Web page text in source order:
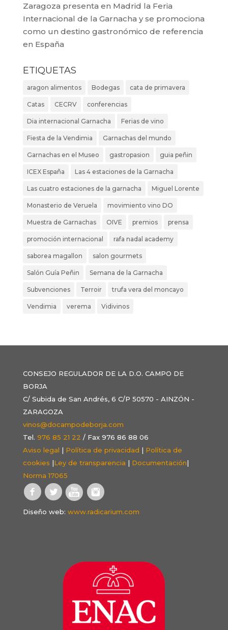
Zaragoza presenta en Madrid la Feria
Internacional de la Garnacha y se promociona
como un destino gastronómico de referencia
en España
ETIQUETAS
aragon alimentos Bodegas cata de primavera
Catas CECRV conferencias
Dia internacional Garnacha Ferias de vino
Fiesta de la Vendimia Garnachas del mundo
Garnachas en el Museo gastropasion guia peñin
ICEX España Las 4 estaciones de la Garnacha
Las cuatro estaciones de la garnacha Miguel Lorente
Monasterio de Veruela movimiento vino DO
Muestra de Garnachas OIVE premios prensa
promoción internacional rafa nadal academy
saborea magallon salon gourmets
Salón Guía Peñin Semana de la Garnacha
Subvenciones Terroir trufa vera del moncayo
Vendimia verema Vidivinos
CONSEJO REGULADOR DE LA D.O. CAMPO DE
BORJA
C/ Subida de San Andrés, 6 C/P 50570 - AINZÓN -
ZARAGOZA
vinos@docampodeborja.com
Tel. 976 85 21 22 / Fax 976 86 88 06
Aviso legal | Política de privacidad | Política de
cookies |Ley de transparencia | Documentación|
Norma 17065
Diseño web: www.radicarium.com